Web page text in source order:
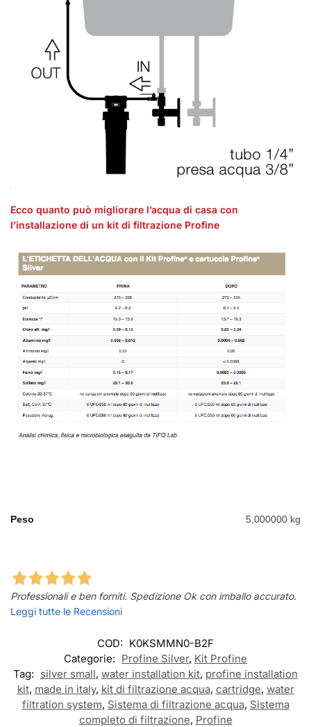
Ecco quanto può migliorare l’acqua di casa con
l’installazione di un kit di filtrazione Profine
Peso 5,000000 kg
Professionali e ben forniti. Spedizione Ok con imballo accurato.
Leggi tutte le Recensioni
COD: K0KSMMN0-B2F
Categorie: Profine Silver, Kit Profine
Tag: silver small, water installation kit, profine installation
kit, made in italy, kit di filtrazione acqua, cartridge, water
filtration system, Sistema di filtrazione acqua, Sistema
completo di filtrazione, Profine